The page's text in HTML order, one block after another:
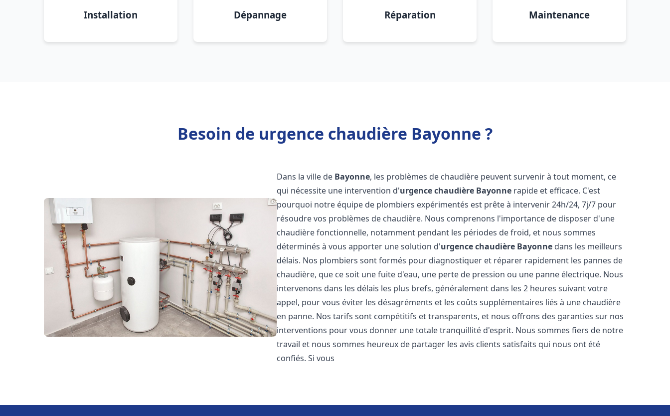
Installation Dépannage Réparation Maintenance
Besoin de urgence chaudière Bayonne ?
Dans la ville de Bayonne, les problèmes de chaudière peuvent survenir à tout moment, ce
qui nécessite une intervention d'urgence chaudière Bayonne rapide et efficace. C'est
pourquoi notre équipe de plombiers expérimentés est prête à intervenir 24h/24, 7j/7 pour
résoudre vos problèmes de chaudière. Nous comprenons l'importance de disposer d'une
chaudière fonctionnelle, notamment pendant les périodes de froid, et nous sommes
déterminés à vous apporter une solution d'urgence chaudière Bayonne dans les meilleurs
délais. Nos plombiers sont formés pour diagnostiquer et réparer rapidement les pannes de
chaudière, que ce soit une fuite d'eau, une perte de pression ou une panne électrique. Nous
intervenons dans les délais les plus brefs, généralement dans les 2 heures suivant votre
appel, pour vous éviter les désagréments et les coûts supplémentaires liés à une chaudière
en panne. Nos tarifs sont compétitifs et transparents, et nous offrons des garanties sur nos
interventions pour vous donner une totale tranquillité d'esprit. Nous sommes fiers de notre
travail et nous sommes heureux de partager les avis clients satisfaits qui nous ont été
confiés. Si vous